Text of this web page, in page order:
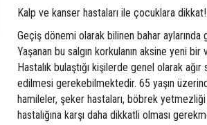
Kalp ve kanser hastaları ile çocuklara dikkat!
Geçiş dönemi olarak bilinen bahar aylarında
Yaşanan bu salgın korkulanın aksine yeni
Hastalık bulaştığı kişilerde genel olarak
edilmesi gerekebilmektedir. 65 yaşın
hamileler, şeker hastaları, böbrek yetmezliği
hastalığına karşı daha dikkatli olması